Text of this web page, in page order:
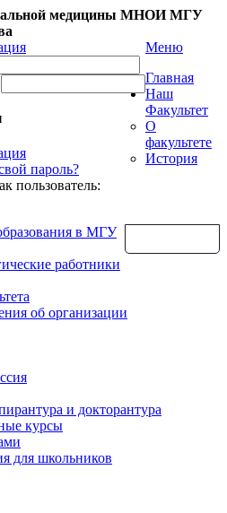
медицины МНОИ МГУ
пароль?
пользователь:
Меню
Главная
Наш
Факультет
О
факультете
История
в МГУ
работники
об организации
и докторантура
курсы
для школьников